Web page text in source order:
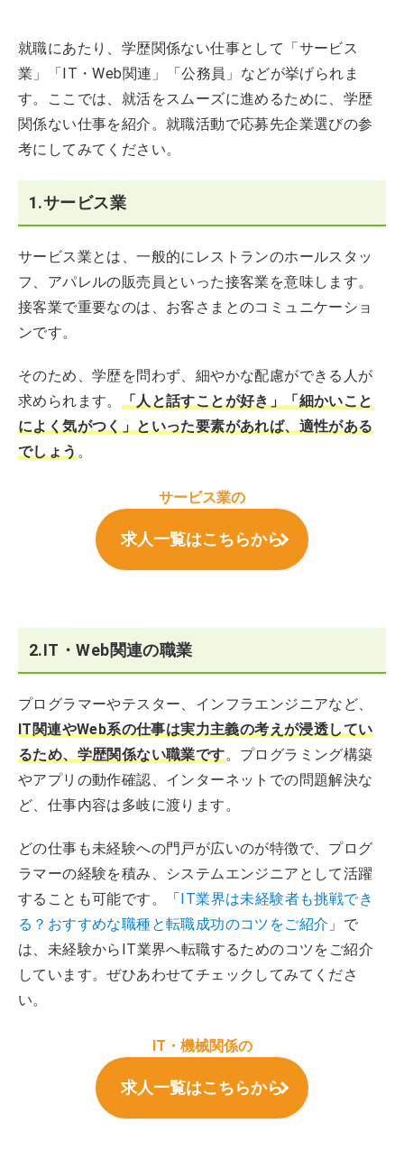
就職にあたり、学歴関係ない仕事として「サービス
業」「IT・Web関連」「公務員」などが挙げられま
す。ここでは、就活をスムーズに進めるために、学歴
関係ない仕事を紹介。就職活動で応募先企業選びの参
考にしてみてください。
1.サービス業
サービス業とは、一般的にレストランのホールスタッ
フ、アパレルの販売員といった接客業を意味します。
接客業で重要なのは、お客さまとのコミュニケーショ
ンです。
そのため、学歴を問わず、細やかな配慮ができる人が
求められます。 「人と話すことが好き」「細かいこと
によく気がつく」といった要素があれば、適性がある
でしょう。
サービス業の
求人一覧はこちらから
2.IT・Web関連の職業
プログラマーやテスター、インフラエンジニアなど、
IT関連やWeb系の仕事は実力主義の考えが浸透してい
るため、学歴関係ない職業です。プログラミング構築
やアプリの動作確認、インターネットでの問題解決な
ど、仕事内容は多岐に渡ります。
どの仕事も未経験への門戸が広いのが特徴で、プログ
ラマーの経験を積み、システムエンジニアとして活躍
することも可能です。「IT業界は未経験者も挑戦でき
る？おすすめな職種と転職成功のコツをご紹介 」で
は、未経験からIT業界へ転職するためのコツをご紹介
しています。ぜひあわせてチェックしてみてくださ
い。
IT・機械関係の
求人一覧はこちらから